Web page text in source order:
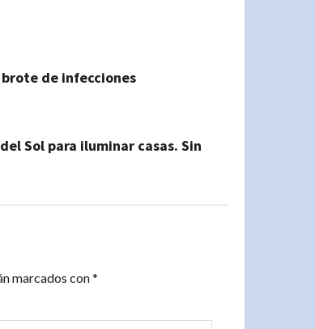
de infecciones
Sol para iluminar casas. Sin
marcados con*